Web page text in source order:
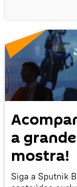
a
mostra!
Siga a Sputnik